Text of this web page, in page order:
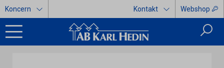
Koncern Kontakt Webshop